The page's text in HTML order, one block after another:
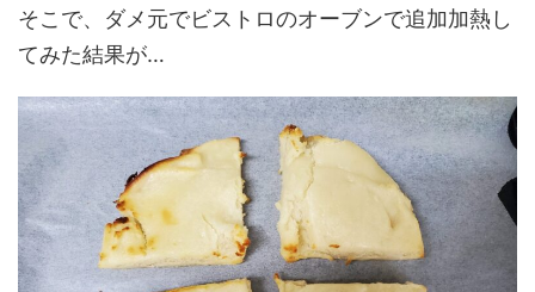
そこで、ダメ元でビストロのオーブンで追加加熱し
てみた結果が…